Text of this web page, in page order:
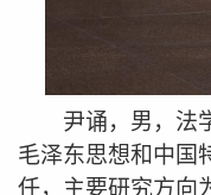
尹诵，男，法
毛泽东思想和中国
任，主要研究方向